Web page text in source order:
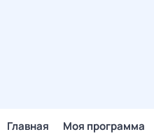
Главная Моя программа